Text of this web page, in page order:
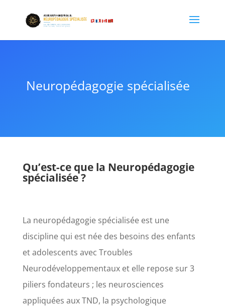
Neuropédagogie spécialisée
Qu’est-ce que la Neuropédagogie
spécialisée ?
La neuropédagogie spécialisée est une
discipline qui est née des besoins des enfants
et adolescents avec Troubles
Neurodéveloppementaux et elle repose sur 3
piliers fondateurs ; les neurosciences
appliquées aux TND, la psychologique